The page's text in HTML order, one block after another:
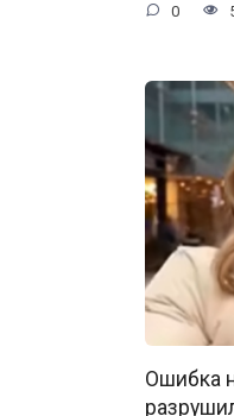
0
Ошибка